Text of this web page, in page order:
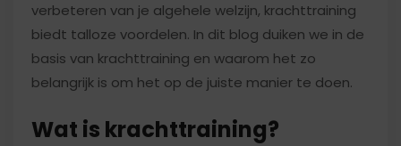
verbeteren van je algehele welzijn, krachttraining
biedt talloze voordelen. In dit blog duiken we in de
basis van krachttraining en waarom het zo
belangrijk is om het op de juiste manier te doen.
Wat is krachttraining?